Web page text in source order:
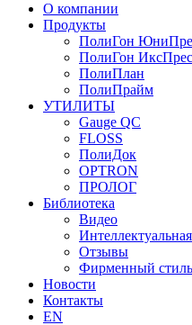
О компании
Продукты
ПолиГон
ПолиГон
ПолиПлан
ПолиПрайм
УТИЛИТЫ
Gauge QC
FLOSS
ПолиДок
OPTRON
ПРОЛОГ
Библиотека
Видео
Отзывы
Фирменный стиль
Новости
Контакты
EN